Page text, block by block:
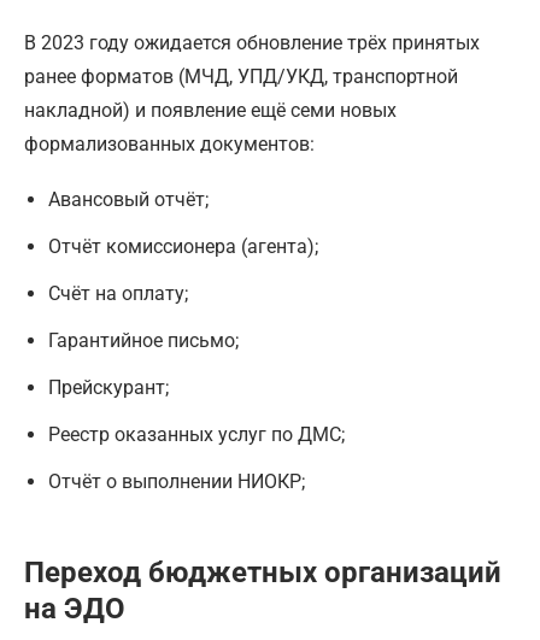
В 2023 году ожидается обновление трёх принятых
ранее форматов (МЧД, УПД/УКД, транспортной
накладной) и появление ещё семи новых
формализованных документов:
Авансовый отчёт;
Отчёт комиссионера (агента);
Счёт на оплату;
Гарантийное письмо;
Прейскурант;
Реестр оказанных услуг по ДМС;
Отчёт о выполнении НИОКР;
Переход бюджетных организаций
на ЭДО